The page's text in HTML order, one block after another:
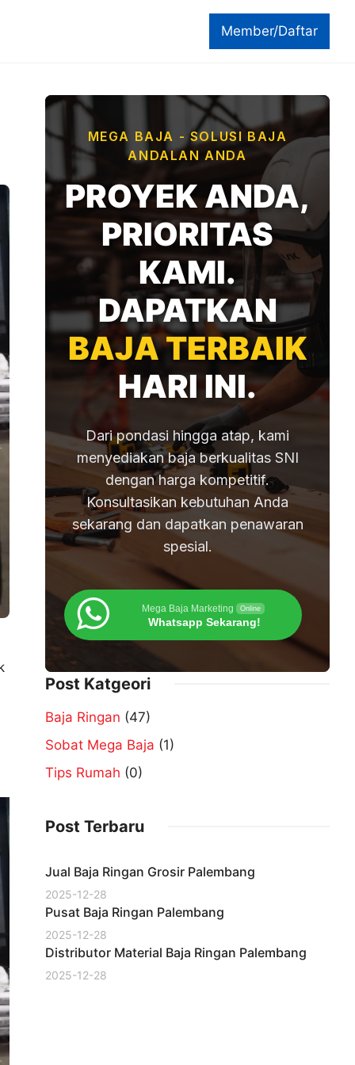
Member/Daftar
MEGA BAJA - SOLUSI BAJA
ANDALAN ANDA
PROYEK ANDA,
PRIORITAS
KAMI.
DAPATKAN
BAJA TERBAIK
HARI INI.
Dari pondasi hingga atap, kami
menyediakan baja berkualitas SNI
dengan harga kompetitif.
Konsultasikan kebutuhan Anda
sekarang dan dapatkan penawaran
spesial.
Mega Baja Marketing Online
Whatsapp Sekarang!
Post Katgeori
Baja Ringan (47)
Sobat Mega Baja (1)
Tips Rumah (0)
Post Terbaru
Jual Baja Ringan Grosir Palembang
2025-12-28
Pusat Baja Ringan Palembang
2025-12-28
Distributor Material Baja Ringan Palembang
2025-12-28